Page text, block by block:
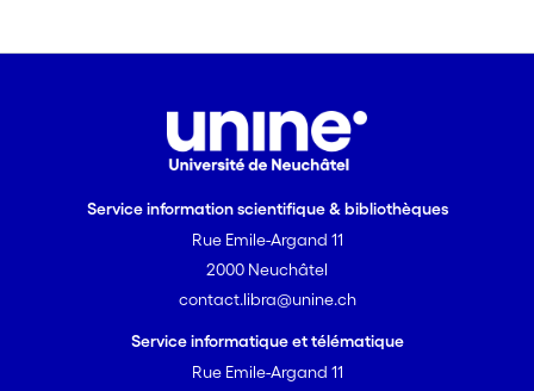
Service information scientifique & bibliothèques
Rue Emile-Argand 11
2000 Neuchâtel
contact.libra@unine.ch
Service informatique et télématique
Rue Emile-Argand 11